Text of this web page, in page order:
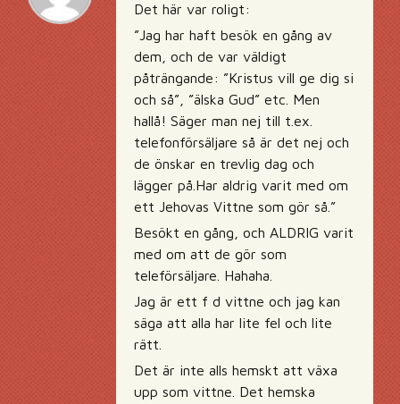
Det här var roligt:
”Jag har haft besök en gång av
dem, och de var väldigt
påträngande: ”Kristus vill ge dig si
och så”, ”älska Gud” etc. Men
hallå! Säger man nej till t.ex.
telefonförsäljare så är det nej och
de önskar en trevlig dag och
lägger på.Har aldrig varit med om
ett Jehovas Vittne som gör så.”
Besökt en gång, och ALDRIG varit
med om att de gör som
teleförsäljare. Hahaha.
Jag är ett f d vittne och jag kan
säga att alla har lite fel och lite
rätt.
Det är inte alls hemskt att växa
upp som vittne. Det hemska